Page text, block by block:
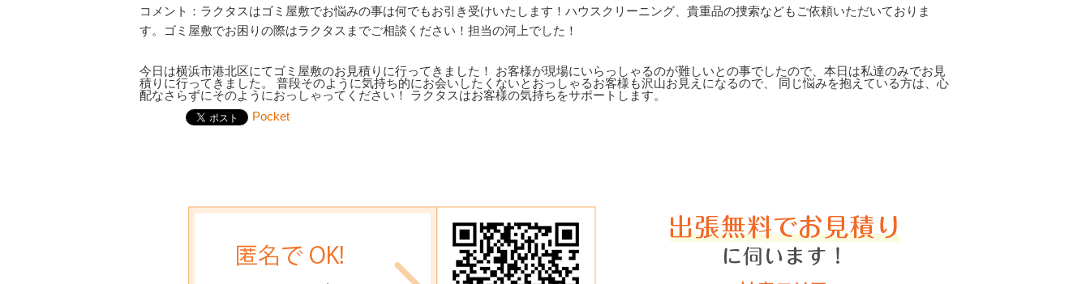
コメント：ラクタスはゴミ屋敷でお悩みの事は何でもお引き受けいたします！ハウスクリーニング、貴重品の捜索などもご依頼いただいておりま
す。ゴミ屋敷でお困りの際はラクタスまでご相談ください！担当の河上でした！
今日は横浜市港北区にてゴミ屋敷のお見積りに行ってきました！ お客様が現場にいらっしゃるのが難しいとの事でしたので、本日は私達のみでお見
積りに行ってきました。 普段そのように気持ち的にお会いしたくないとおっしゃるお客様も沢山お見えになるので、 同じ悩みを抱えている方は、心
配なさらずにそのようにおっしゃってください！ ラクタスはお客様の気持ちをサポートします。
Pocket